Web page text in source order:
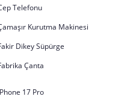
Telefonu
Kurutma Makinesi
Dikey Süpürge
Çanta
17 Pro